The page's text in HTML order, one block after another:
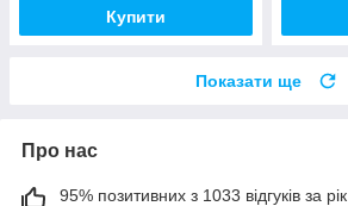
Купити
Показати ще
Про нас
95% позитивних з 1033 відгуків за рік